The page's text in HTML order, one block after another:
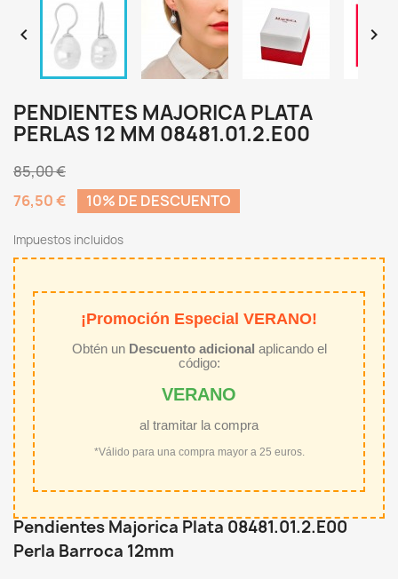
 
PENDIENTES MAJORICA PLATA
PERLAS 12 MM 08481.01.2.E00
85,00 €
76,50 €
10% DE DESCUENTO
Impuestos incluidos
¡Promoción Especial VERANO!
Obtén un Descuento adicional aplicando el
código:
VERANO
al tramitar la compra
*Válido para una compra mayor a 25 euros.
Pendientes Majorica Plata 08481.01.2.E00
Perla Barroca 12mm